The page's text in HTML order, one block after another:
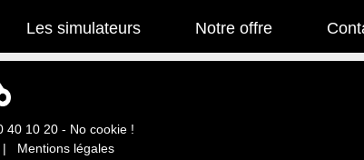
Les simulateurs Notre offre
40 10 20 - No cookie !
| Mentions légales